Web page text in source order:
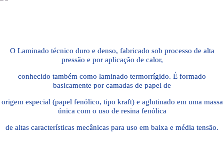
O Laminado técnico duro e denso, fabricado sob processo de alta
pressão e por aplicação de calor,
conhecido também como laminado termorrígido. É formado
basicamente por camadas de papel de
origem especial (papel fenólico, tipo kraft) e aglutinado em uma massa
única com o uso de resina fenólica
de altas características mecânicas para uso em baixa e média tensão.